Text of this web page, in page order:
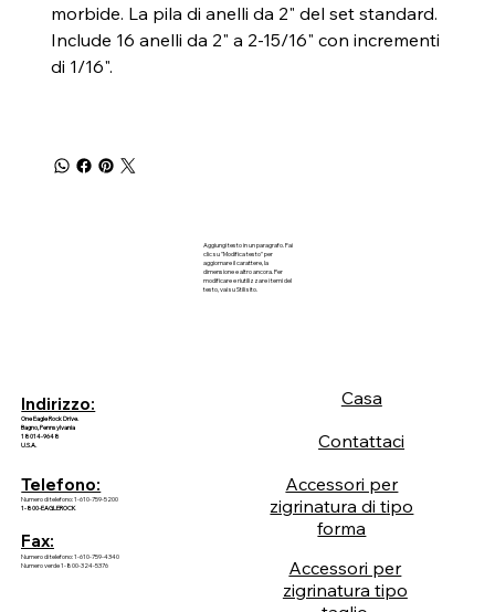
morbide. La pila di anelli da 2" del set standard.
Include 16 anelli da 2" a 2-15/16" con incrementi
di 1/16".
Aggiungi testo in un paragrafo. Fai
clic su "Modifica testo" per
aggiornare il carattere, la
dimensione e altro ancora. Per
modificare e riutilizzare i temi del
testo, vai su Stili sito.
Indirizzo:
One Eagle Rock Drive.
Bagno, Pennsylvania
18014-9648
U.S.A.
Telefono:
Numero di telefono: 1-610-759-5200
1-800-EAGLEROCK
Fax:
Numero di telefono: 1-610-759-4340
Numero verde 1-800-324-5376
Casa
Contattaci
Accessori per
zigrinatura di tipo
forma
Accessori per
zigrinatura tipo